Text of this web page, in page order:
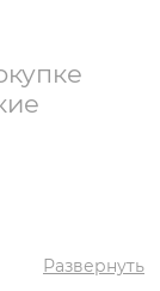
Развернуть